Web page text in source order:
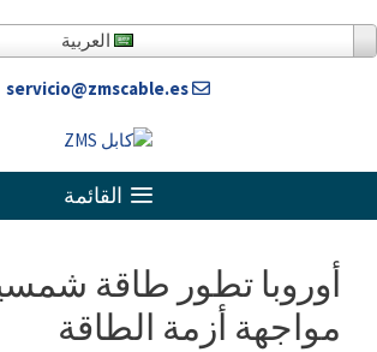
المحتوى
العربية
servicio@zmscable.es
القائمة
أوروبا تطور طاقة
مواجهة أزمة الطاقة